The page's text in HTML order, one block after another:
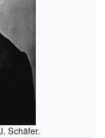
Schäfer.